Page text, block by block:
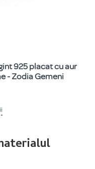
925 placat cu aur
- Zodia Gemeni